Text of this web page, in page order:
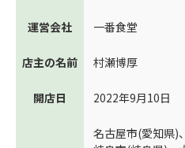
運営会社 一番食堂
店主の名前 村瀬博厚
開店日 2022年9月10日
名古屋市(愛知県)、